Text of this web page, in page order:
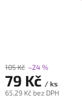
105 Kč –24 %
79 Kč / ks
65,29 Kč bez DPH